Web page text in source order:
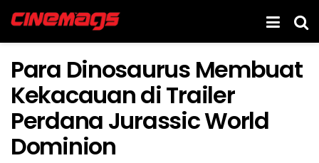
Para Dinosaurus Membuat
Kekacauan di Trailer
Perdana Jurassic World
Dominion